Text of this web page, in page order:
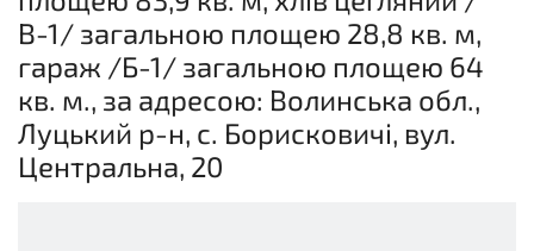
В-1/ загальною площею 28,8 кв. м,
гараж /Б-1/ загальною площею 64
кв. м., за адресою: Волинська обл.,
Луцький р-н, с. Борисковичі, вул.
Центральна, 20